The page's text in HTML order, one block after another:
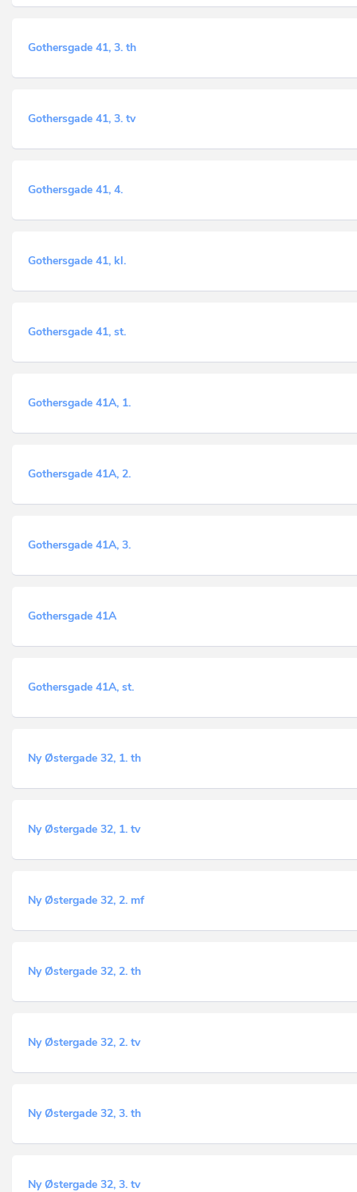
Gothersgade 41, 3. th
Gothersgade 41, 3. tv
Gothersgade 41, 4.
Gothersgade 41, kl.
Gothersgade 41, st.
Gothersgade 41A, 1.
Gothersgade 41A, 2.
Gothersgade 41A, 3.
Gothersgade 41A
Gothersgade 41A, st.
Ny Østergade 32, 1. th
Ny Østergade 32, 1. tv
Ny Østergade 32, 2. mf
Ny Østergade 32, 2. th
Ny Østergade 32, 2. tv
Ny Østergade 32, 3. th
Ny Østergade 32, 3. tv